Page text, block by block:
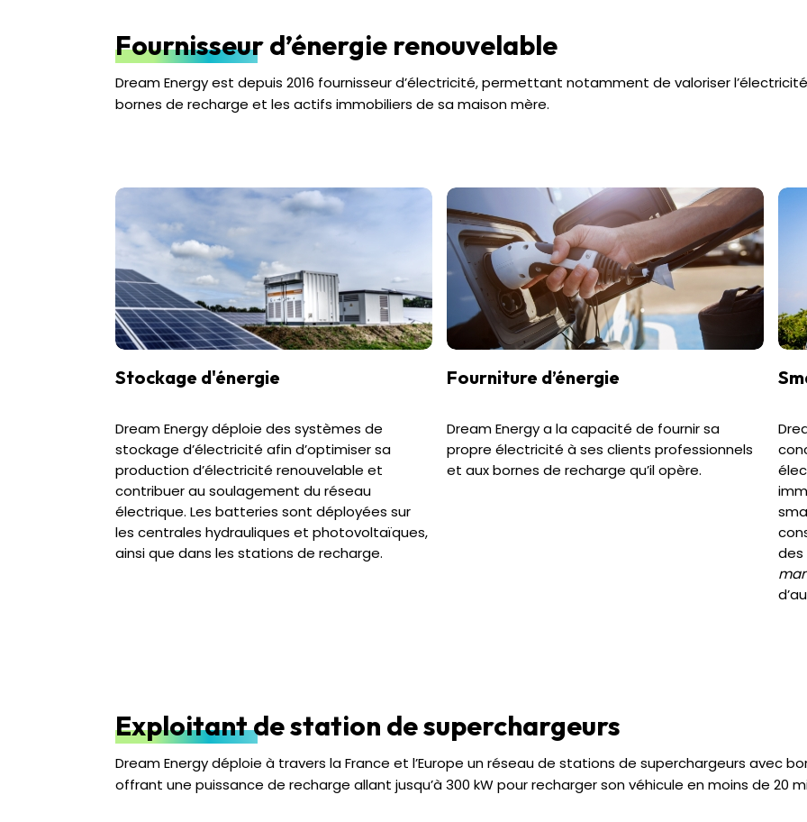
Fournisseur d’énergie renouvelable
Dream Energy est depuis 2016 fournisseur d’électricité, permettant notamment de valoriser
bornes de recharge et les actifs immobiliers de sa maison mère.
Stockage d'énergie
Dream Energy déploie des systèmes de
stockage d’électricité afin d’optimiser sa
production d’électricité renouvelable et
contribuer au soulagement du réseau
électrique. Les batteries sont déployées sur
les centrales hydrauliques et photovoltaïques,
ainsi que dans les stations de recharge.
Fourniture d’énergie
Dream Energy a la capacité de fournir sa
propre électricité à ses clients professionnels
et aux bornes de recharge qu’il opère.
des
Exploitant de station de superchargeurs
Dream Energy déploie à travers la France et l’Europe un réseau de stations de superchargeurs avec
offrant une puissance de recharge allant jusqu’à 300 kW pour recharger son véhicule en moins de 20